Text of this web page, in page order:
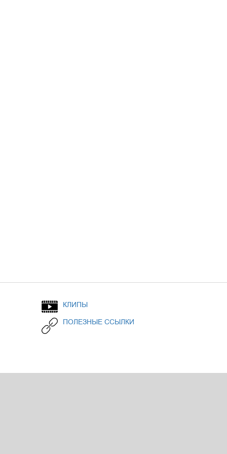
КЛИПЫ
ПОЛЕЗНЫЕ ССЫЛКИ